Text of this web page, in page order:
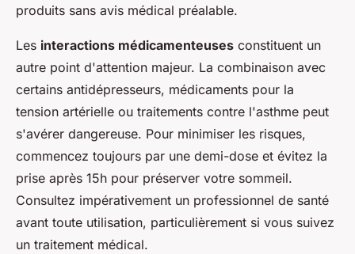
produits sans avis médical préalable.
Les interactions médicamenteuses constituent un
autre point d'attention majeur. La combinaison avec
certains antidépresseurs, médicaments pour la
tension artérielle ou traitements contre l'asthme peut
s'avérer dangereuse. Pour minimiser les risques,
commencez toujours par une demi-dose et évitez la
prise après 15h pour préserver votre sommeil.
Consultez impérativement un professionnel de santé
avant toute utilisation, particulièrement si vous suivez
un traitement médical.